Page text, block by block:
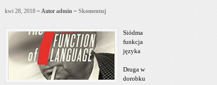
kwi 28, 2018 ~ Autor admin ~ Skomentuj
Siódma
funkcja
języka
Druga w
dorobku